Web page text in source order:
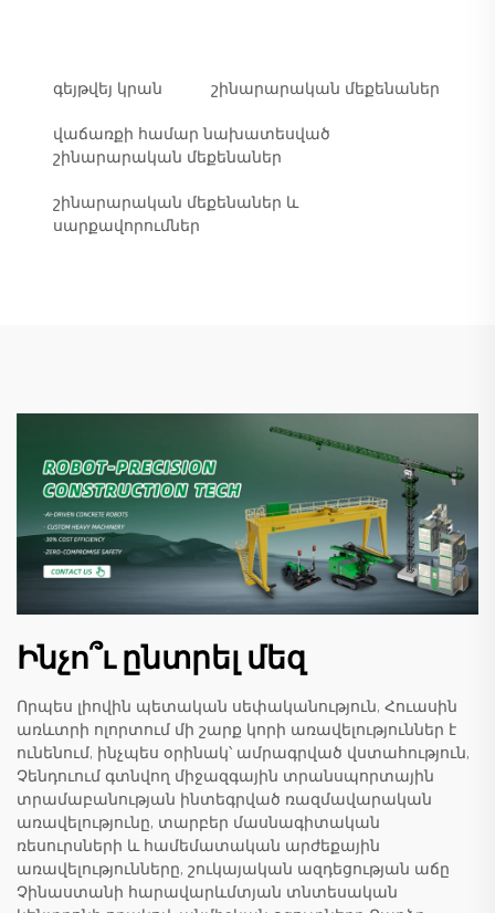
գեյթվեյ կրան շինարարական մեքենաներ
վաճառքի համար նախատեսված
շինարարական մեքենաներ
շինարարական մեքենաներ և
սարքավորումներ
Ինչո՞ւ ընտրել մեզ
Որպես լիովին պետական սեփականություն, Հուասին
առևտրի ոլորտում մի շարք կորի առավելություններ է
ունենում, ինչպես օրինակ՝ ամրագրված վստահություն,
Չենդուում գտնվող միջազգային տրանսպորտային
տրամաբանության ինտեգրված ռազմավարական
առավելությունը, տարբեր մասնագիտական
ռեսուրսների և համեմատական արժեքային
առավելությունները, շուկայական ազդեցության աճը
Չինաստանի հարավարևմտյան տնտեսական